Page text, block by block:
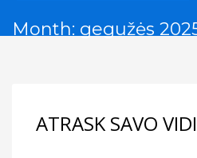
Month: gegužės
ATRASK SAVO